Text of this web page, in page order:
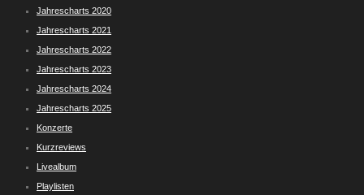
Jahrescharts 2020
Jahrescharts 2021
Jahrescharts 2022
Jahrescharts 2023
Jahrescharts 2024
Jahrescharts 2025
Konzerte
Kurzreviews
Livealbum
Playlisten